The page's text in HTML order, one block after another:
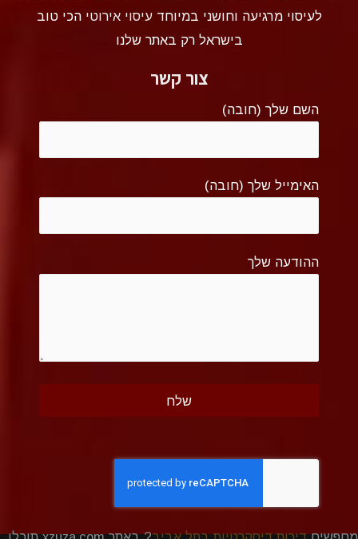
לעיסוי מרגיעה וחושני במיוחדעיסוי אירוטי הכי טוב
בישראל רק באתר שלנו
צור קשר
השם שלך (חובה)
האימייל שלך (חובה)
ההודעה שלך